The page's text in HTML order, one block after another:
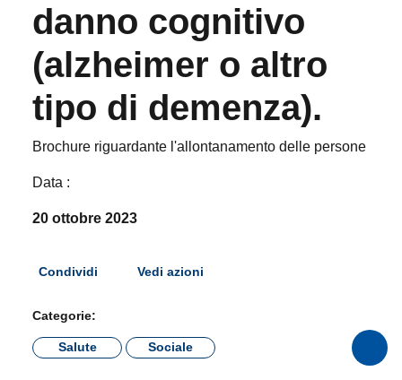
danno cognitivo
(alzheimer o altro
tipo di demenza).
Brochure riguardante l'allontanamento delle persone
Data :
20 ottobre 2023
Condividi Vedi azioni
Categorie:
Salute Sociale